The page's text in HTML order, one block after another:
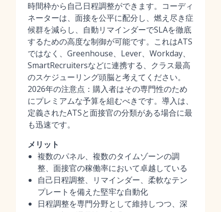
時間枠から自己日程調整ができます。コーディ
ネーターは、面接を公平に配分し、燃え尽き症
候群を減らし、自動リマインダーでSLAを徹底
するための高度な制御が可能です。これはATS
ではなく、Greenhouse、Lever、Workday、
SmartRecruitersなどに連携する、クラス最高
のスケジューリング頭脳と考えてください。
2026年の注意点：購入者はその専門性のため
にプレミアムな予算を組むべきです。導入は、
定義されたATSと面接官の分類がある場合に最
も迅速です。
メリット
複数のパネル、複数のタイムゾーンの調
整、面接官の稼働率において卓越している
自己日程調整、リマインダー、柔軟なテン
プレートを備えた堅牢な自動化
日程調整を専門分野として維持しつつ、深